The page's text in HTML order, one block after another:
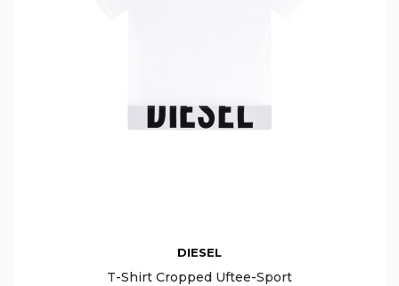
DIESEL
T-Shirt Cropped Uftee-Sport